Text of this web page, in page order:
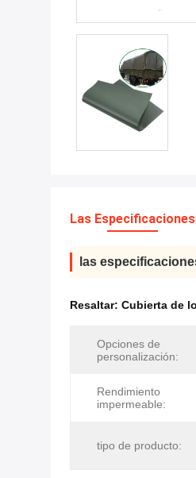
Las Especificaciones
las
Resaltar: Cubierta de
Opciones de
personalización:
Rendimiento
impermeable:
tipo de producto: